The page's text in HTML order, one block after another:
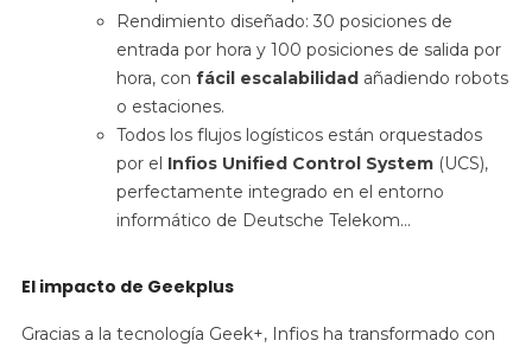
Rendimiento diseñado: 30 posiciones de
entrada por hora y 100 posiciones de salida por
hora, con fácil escalabilidad añadiendo robots
o estaciones.
Todos los flujos logísticos están orquestados
por el Infios Unified Control System (UCS),
perfectamente integrado en el entorno
informático de Deutsche Telekom...
El impacto de Geekplus
Gracias a la tecnología Geek+, Infios ha transformado con